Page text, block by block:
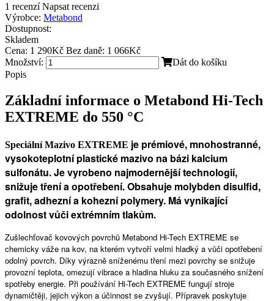
1 recenzí Napsat recenzi
Výrobce: Metabond
Dostupnost:
Skladem
Cena: 1 290Kč Bez daně: 1 066Kč
Množství:
Dát do košíku
Popis
Základní informace o Metabond Hi-Tech
EXTREME do 550 °C
Speciální Mazivo EXTREME je prémiové, mnohostranné,
vysokoteplotní plastické mazivo na bázi kalcium
sulfonátu. Je vyrobeno najmodernější technologií,
snižuje tření a opotřebení. Obsahuje molybden disulfid,
grafit, adhezní a kohezní polymery. Má vynikající
odolnost vůči extrémním tlakům.
Zušlechťovač kovových povrchů Metabond Hi-Tech EXTREME se
chemicky váže na kov, na kterém vytvoří velmi hladký a vůči opotřebení
odolný povrch. Díky výrazně sníženému tření mezi povrchy se snižuje
provozní teplota, omezují vibrace a hladina hluku za současného snížení
spotřeby energie. Při používání Hi-Tech EXTREME fungují stroje
dynamičtěji, jejich výkon a účinnost se zvyšují. Přípravek poskytuje